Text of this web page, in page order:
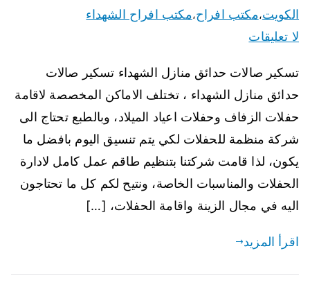
الكويت،مكتب افراح،مكتب افراح الشهداء
لا تعليقات
تسكير صالات حدائق منازل الشهداء تسكير صالات
حدائق منازل الشهداء ، تختلف الاماكن المخصصة لاقامة
حفلات الزفاف وحفلات اعياد الميلاد، وبالطبع تحتاج الى
شركة منظمة للحفلات لكي يتم تنسيق اليوم بافضل ما
يكون، لذا قامت شركتنا بتنظيم طاقم عمل كامل لادارة
الحفلات والمناسبات الخاصة، ونتيح لكم كل ما تحتاجون
اليه في مجال الزينة واقامة الحفلات، […]
اقرأ المزيد